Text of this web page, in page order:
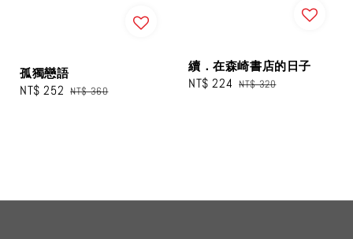
孤獨戀語
Sale
NT$ 252 Regular
NT$ 360
續．在森崎書店的日子
Sale
NT$ 224 Regular
NT$ 320